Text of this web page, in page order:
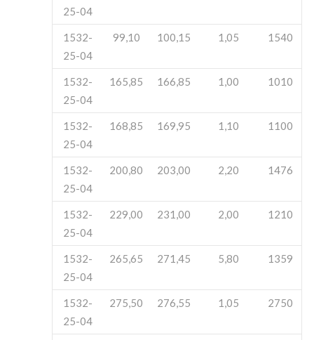
25-04
1532-
25-04
99,10 100,15 1,05 1540
1532-
25-04
165,85 166,85 1,00 1010
1532-
25-04
168,85 169,95 1,10 1100
1532-
25-04
200,80 203,00 2,20 1476
1532-
25-04
229,00 231,00 2,00 1210
1532-
25-04
265,65 271,45 5,80 1359
1532-
25-04
275,50 276,55 1,05 2750